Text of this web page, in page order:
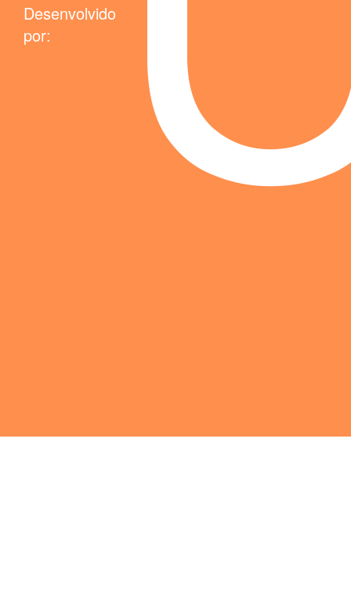
Desenvolvido
por: